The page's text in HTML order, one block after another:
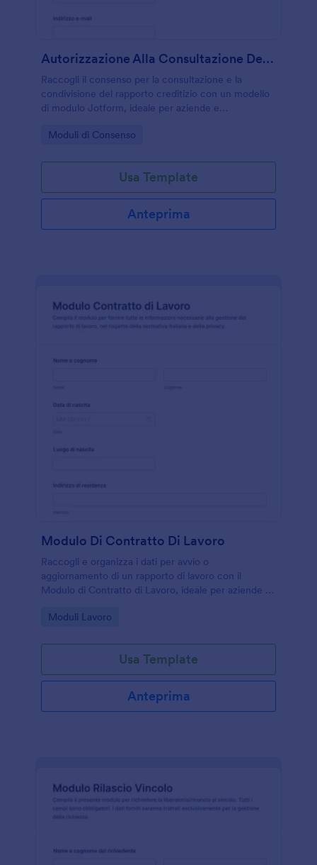
Autorizzazione Alla Consultazione Del Rapporto Creditizio
Raccogli il consenso per la consultazione e la
condivisione del rapporto creditizio con un modello
di modulo Jotform, ideale per aziende e
verifiche commerciali.
Go to Category:
Moduli di Consenso
Usa Template
Anteprima
Modulo Di Contratto Di Lavoro
Raccogli e organizza i dati per avvio o
aggiornamento di un rapporto di lavoro con il
Modulo di Contratto di Lavoro, ideale per aziende e
risposte online con Jotform.
Go to Category:
Moduli Lavoro
Usa Template
Anteprima